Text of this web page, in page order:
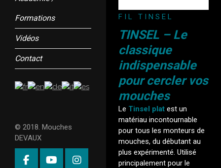
Formations
Vidéos
Contact
© 2018. Mouches
DEVAUX
FIL TINSEL
TINSEL – Le
classique
indispensable
pour cercler vos
mouches
Le Tinsel plat est un
matériau incontournable
pour tous les monteurs de
mouches, du débutant au
plus expérimenté. Utilisé
principalement pour le